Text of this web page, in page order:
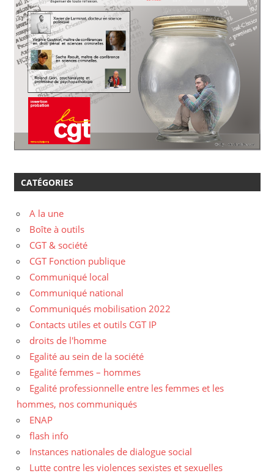
CATÉGORIES
A la une
Boîte à outils
CGT & société
CGT Fonction publique
Communiqué local
Communiqué national
Communiqués mobilisation 2022
Contacts utiles et outils CGT IP
droits de l'homme
Egalité au sein de la société
Egalité femmes – hommes
Egalité professionnelle entre les femmes et les
hommes, nos communiqués
ENAP
flash info
Instances nationales de dialogue social
Lutte contre les violences sexistes et sexuelles